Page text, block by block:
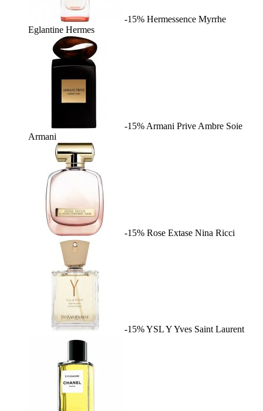
-15% Hermessence Myrrhe
Eglantine Hermes
-15% Armani Prive Ambre Soie
Armani
-15% Rose Extase Nina Ricci
-15%YSL YYves Saint Laurent